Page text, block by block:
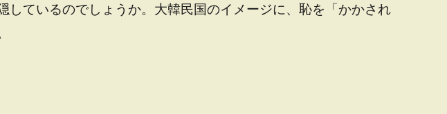
しているのでしょうか。大韓民国のイメージに、恥を「かかされ